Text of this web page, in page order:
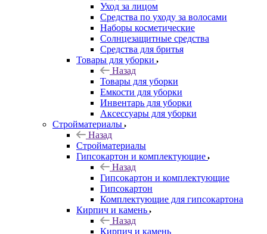
Уход за лицом
Средства по уходу за волосами
Наборы косметические
Солнцезащитные средства
Средства для бритья
Товары для уборки
Назад
Товары для уборки
Емкости для уборки
Инвентарь для уборки
Аксессуары для уборки
Стройматериалы
Назад
Стройматериалы
Гипсокартон и комплектующие
Назад
Гипсокартон и комплектующие
Гипсокартон
Комплектующие для гипсокартона
Кирпич и камень
Назад
Кирпич и камень